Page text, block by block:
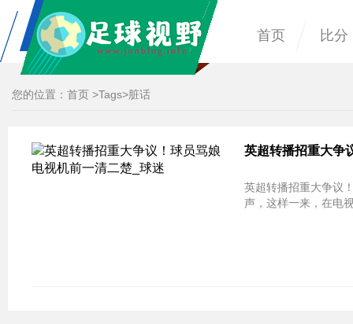
首页 比分
您的位置： 首页 >Tags>脏话
英超转播招重大争
英超转播招重大争议！球员骂娘电
声，这样一来，在电